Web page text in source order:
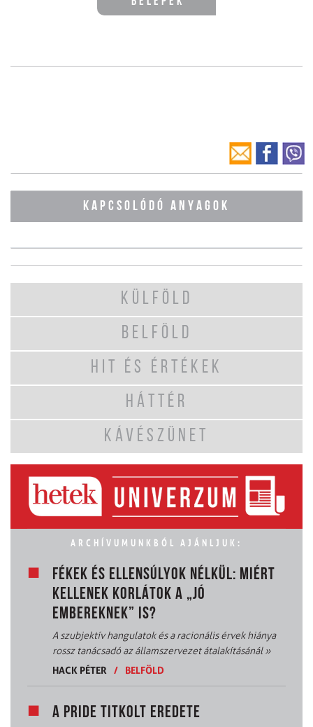
KAPCSOLÓDÓ ANYAGOK
KÜLFÖLD
BELFÖLD
HIT ÉS ÉRTÉKEK
HÁTTÉR
KÁVÉSZÜNET
ARCHÍVUMUNKBÓL AJÁNLJUK:
FÉKEK ÉS ELLENSÚLYOK NÉLKÜL: MIÉRT
KELLENEK KORLÁTOK A „JÓ
EMBEREKNEK” IS?
A szubjektív hangulatok és a racionális érvek hiánya
rossz tanácsadó az államszervezet átalakításánál»
HACK PÉTER
/ BELFÖLD
A PRIDE TITKOLT EREDETE